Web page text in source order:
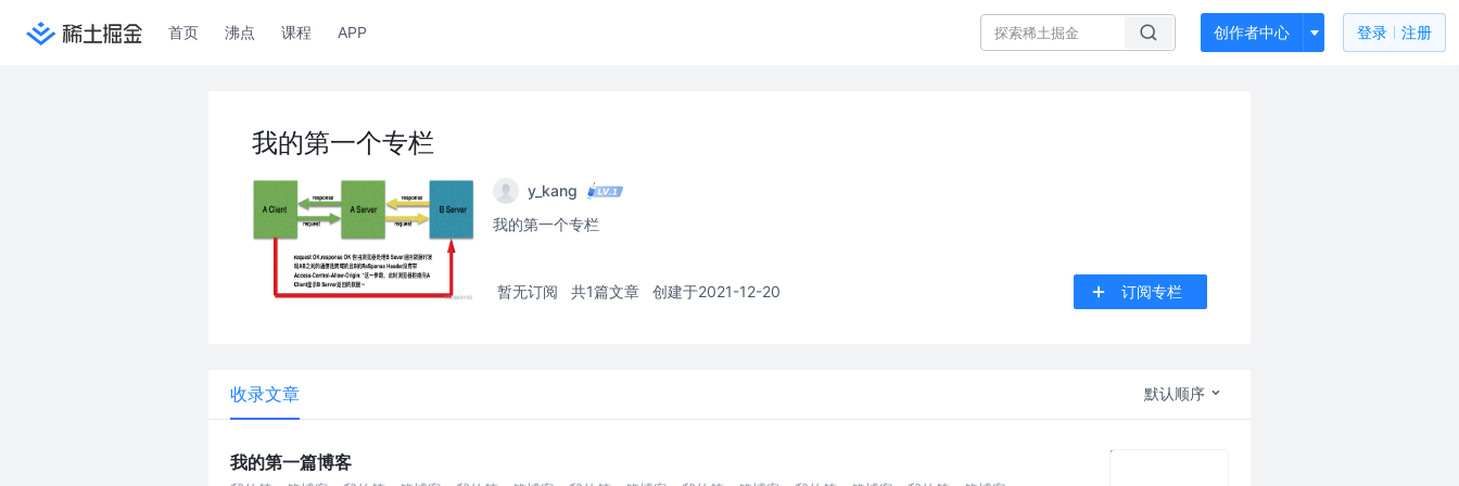
首页 沸点 课程 APP 创作者中心 登录 注册
我的第一个专栏
y_kang
我的第一个专栏
暂无订阅 共1篇文章 创建于2021-12-20 订阅专栏
收录文章 默认顺序
我的第一篇博客